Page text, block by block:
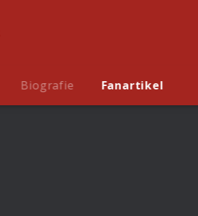
Biografie Fanartikel